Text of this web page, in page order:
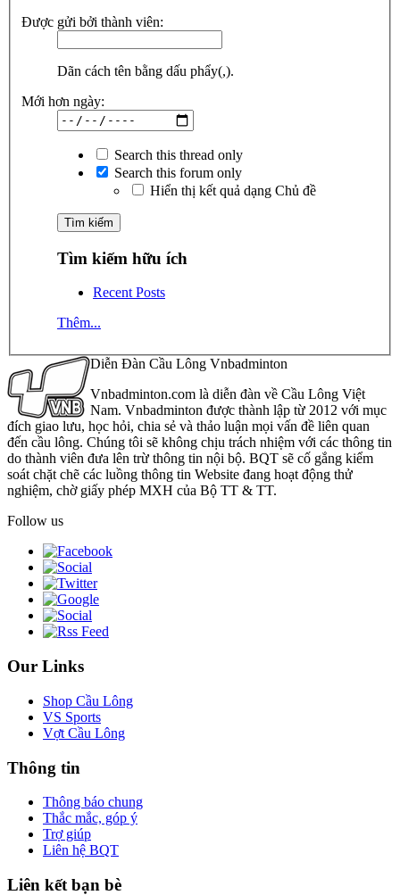
Được gửi bởi thành viên:
Dãn cách tên bằng dấu phẩy(,).
Mới hơn ngày:
Search this thread only
Search this forum only
Hiển thị kết quả dạng Chủ đề
Tìm kiếm hữu ích
Recent Posts
Thêm...
Diễn Đàn Cầu Lông Vnbadminton
Vnbadminton.com là diễn đàn về Cầu Lông Việt
Nam. Vnbadminton được thành lập từ 2012 với mục
đích giao lưu, học hỏi, chia sẻ và thảo luận mọi vấn đề liên quan
đến cầu lông. Chúng tôi sẽ không chịu trách nhiệm với các thông tin
do thành viên đưa lên trừ thông tin nội bộ. BQT sẽ cố gắng kiểm
soát chặt chẽ các luồng thông tin Website đang hoạt động thử
nghiệm, chờ giấy phép MXH của Bộ TT & TT.
Follow us
Our Links
Shop Cầu Lông
VS Sports
Vợt Cầu Lông
Thông tin
Thông báo chung
Thắc mắc, góp ý
Trợ giúp
Liên hệ BQT
Liên kết bạn bè